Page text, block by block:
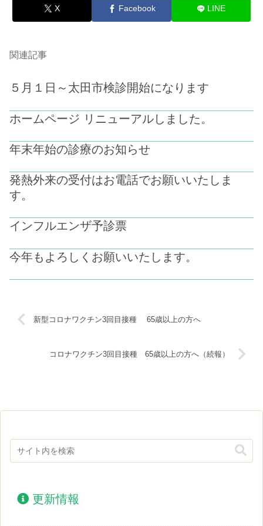
X Facebook LINE
関連記事
５月１日～太田市検診開始になります
ホームページ リニューアルしました。
年末年始の診療のお知らせ
発熱外来の受付はお電話でお願いいたしま
す。
インフルエンザ予診票
今年もよろしくお願いいたします。
新型コロナワクチン3回目接種 65歳以上の方へ
コロナワクチン3回目接種 65歳以上の方へ（続報）
更新情報